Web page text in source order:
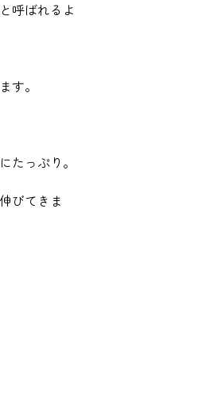
呼ばれるよ
す。
たっぷり。
びてきま